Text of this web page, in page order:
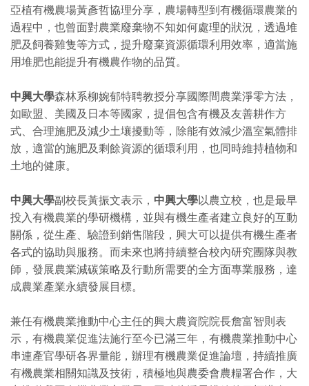
亞植有機農場黃彥哲協理分享，農場轉型到有機循環農業的
過程中，也曾面對農業廢棄物不知如何處理的狀況，透過堆
肥及飼養雞隻等方式，提升廢棄資源循環利用效率，適當施
用堆肥也能提升有機農作物的品質。
中興大學森林系柳婉郁特聘教授分享國際間農業淨零方法，
如歐盟、美國及日本等國家，提倡包含有機及友善耕作方
式、合理施肥及減少土壤擾動等，除能有效減少溫室氣體排
放，適當的施肥及剩餘資源的循環利用，也同時維持植物和
土地的健康。
中興大學副校長黃振文表示， 中興大學以農立校，也是最早
投入有機農業的學研機構，並與有機生產者建立良好的互動
關係，從生產、驗證到銷售階段，興大可以提供有機生產者
各式的協助與服務。而未來也將持續整合校內研究團隊與教
師，發展農業減碳策略及行動所需要的全方面專業服務，達
成農業產業永續發展目標。
兼任有機農業推動中心主任的興大農資院院長詹富智則表
示，有機農業促進法施行至今已滿三年，有機農業推動中心
串連產官學研各界量能，辦理有機農業促進論壇，持續推廣
有機農業相關知識及技術，積極地與農委會農糧署合作，大